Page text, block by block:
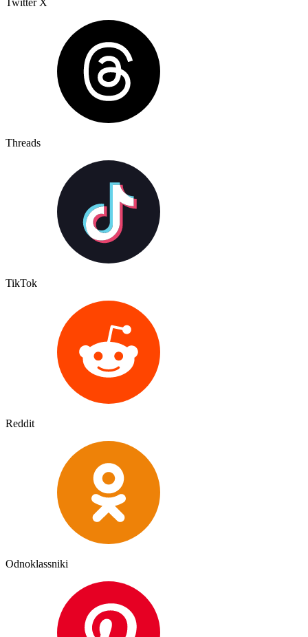
Twitter X
Threads
TikTok
Reddit
Odnoklassniki